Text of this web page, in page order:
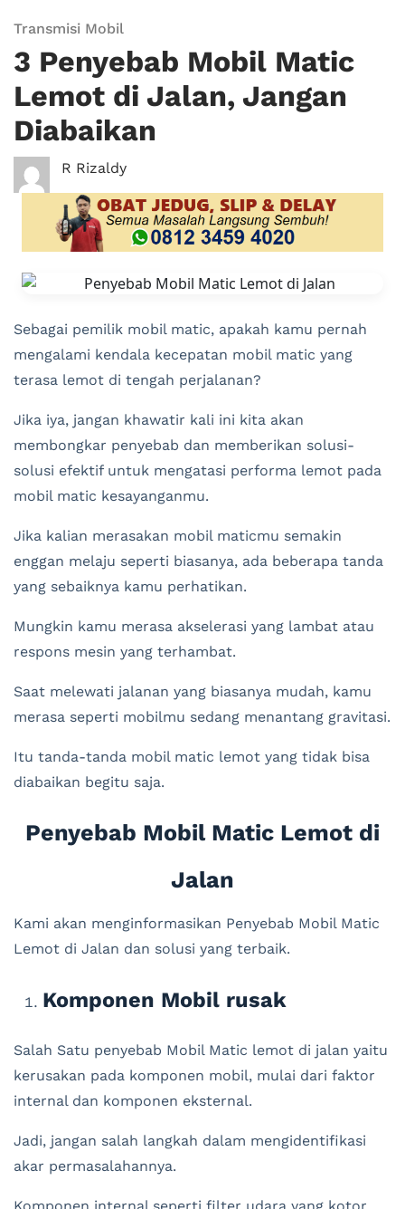
Transmisi Mobil
3 Penyebab Mobil Matic
Lemot di Jalan, Jangan
Diabaikan
R Rizaldy
Sebagai pemilik mobil matic, apakah kamu pernah
mengalami kendala kecepatan mobil matic yang
terasa lemot di tengah perjalanan?
Jika iya, jangan khawatir kali ini kita akan
membongkar penyebab dan memberikan solusi-
solusi efektif untuk mengatasi performa lemot pada
mobil matic kesayanganmu.
Jika kalian merasakan mobil maticmu semakin
enggan melaju seperti biasanya, ada beberapa tanda
yang sebaiknya kamu perhatikan.
Mungkin kamu merasa akselerasi yang lambat atau
respons mesin yang terhambat.
Saat melewati jalanan yang biasanya mudah, kamu
merasa seperti mobilmu sedang menantang gravitasi.
Itu tanda-tanda mobil matic lemot yang tidak bisa
diabaikan begitu saja.
Penyebab Mobil Matic Lemot di
Jalan
Kami akan menginformasikan Penyebab Mobil Matic
Lemot di Jalan dan solusi yang terbaik.
Komponen Mobil rusak
Salah Satu penyebab Mobil Matic lemot di jalan yaitu
kerusakan pada komponen mobil, mulai dari faktor
internal dan komponen eksternal.
Jadi, jangan salah langkah dalam mengidentifikasi
akar permasalahannya.